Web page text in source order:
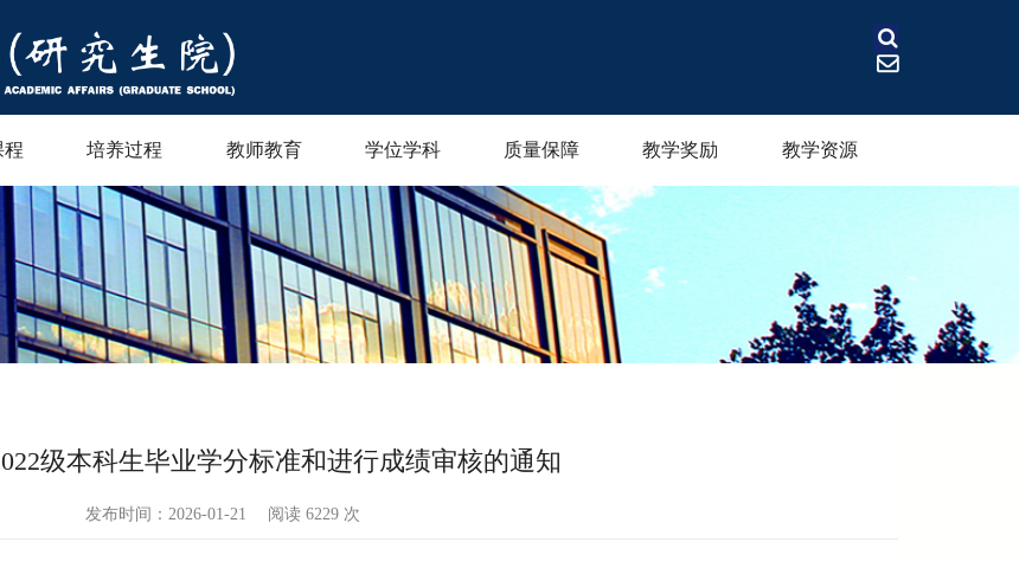
程 培养过程 教师教育 学位学科 质量保障 教学奖励 教学资源
级本科生毕业学分标准和进行成绩审核的通知
发布时间：2026-01-21 阅读 6229 次